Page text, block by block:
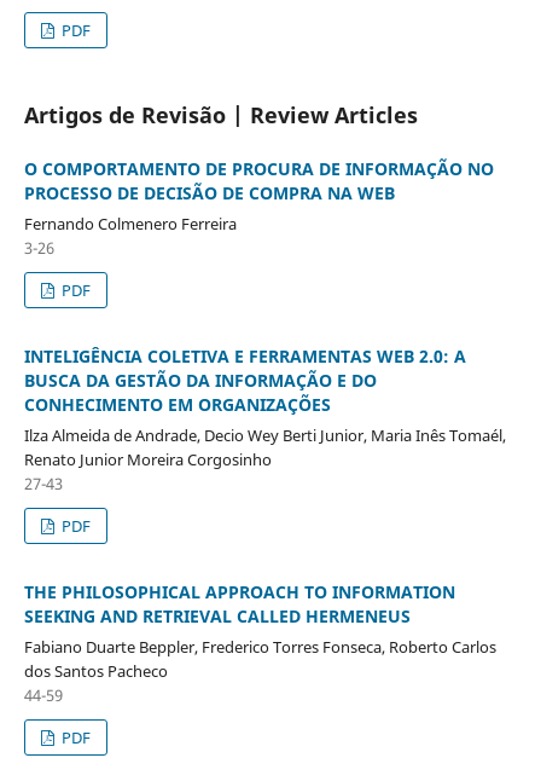
PDF
Artigos de Revisão | Review Articles
O COMPORTAMENTO DE PROCURA DE INFORMAÇÃO NO
PROCESSO DE DECISÃO DE COMPRA NA WEB
Fernando Colmenero Ferreira
3-26
PDF
INTELIGÊNCIA COLETIVA E FERRAMENTAS WEB 2.0: A
BUSCA DA GESTÃO DA INFORMAÇÃO E DO
CONHECIMENTO EM ORGANIZAÇÕES
Ilza Almeida de Andrade, Decio Wey Berti Junior, Maria Inês Tomaél,
Renato Junior Moreira Corgosinho
27-43
PDF
THE PHILOSOPHICAL APPROACH TO INFORMATION
SEEKING AND RETRIEVAL CALLED HERMENEUS
Fabiano Duarte Beppler, Frederico Torres Fonseca, Roberto Carlos
dos Santos Pacheco
44-59
PDF